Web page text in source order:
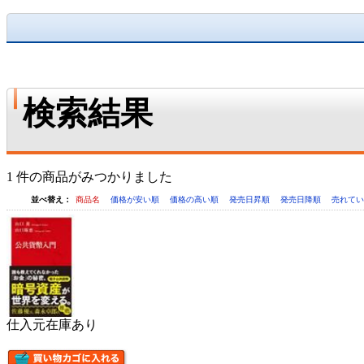
検索結果
1 件の商品がみつかりました
並べ替え： 商品名 価格が安い順 価格の高い順 発売日昇順 発売日降順 売れて
仕入元在庫あり